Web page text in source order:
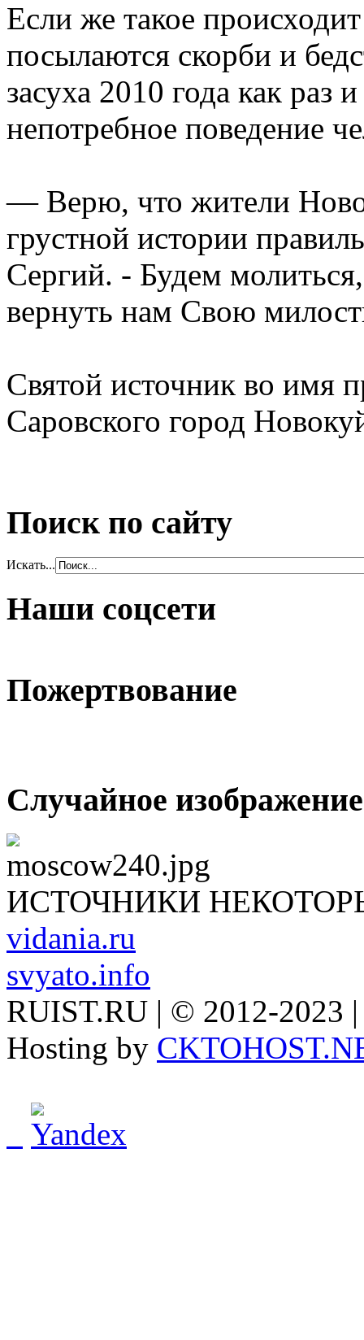
Если же такое
посылаются скорби и
засуха 2010 года как раз
непотребное поведение
— Верю, что жители
грустной истории
Сергий. - Будем
вернуть нам Свою
Святой источник во имя
Саровского город
Поиск по сайту
Искать...
Наши соцсети
Пожертвование
Случайное изображение
ИСТОЧНИКИ
vidania.ru
svyato.info
RUIST.RU | © 2012-2023
Hosting by